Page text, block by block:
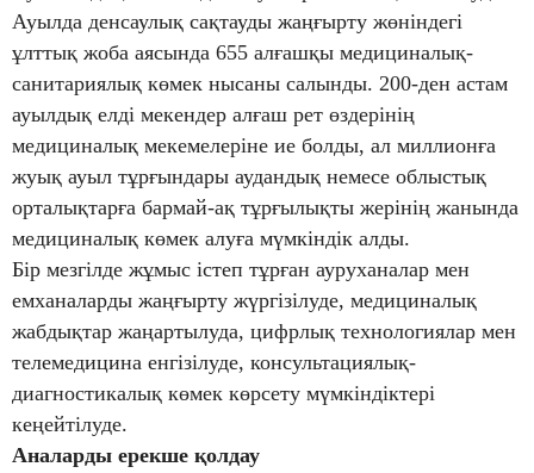
Ауылда денсаулық сақтауды жаңғырту жөніндегі
ұлттық жоба аясында 655 алғашқы медициналық-
санитариялық көмек нысаны салынды. 200-ден астам
ауылдық елді мекендер алғаш рет өздерінің
медициналық мекемелеріне ие болды, ал миллионға
жуық ауыл тұрғындары аудандық немесе облыстық
орталықтарға бармай-ақ тұрғылықты жерінің жанында
медициналық көмек алуға мүмкіндік алды.
Бір мезгілде жұмыс істеп тұрған ауруханалар мен
емханаларды жаңғырту жүргізілуде, медициналық
жабдықтар жаңартылуда, цифрлық технологиялар мен
телемедицина енгізілуде, консультациялық-
диагностикалық көмек көрсету мүмкіндіктері
кеңейтілуде.
Аналарды ерекше қолдау